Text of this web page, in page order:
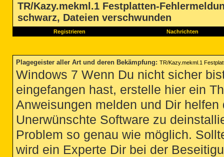
TR/Kazy.mekml.1 Festplatten-
schwarz, Dateien verschwunden
Registrieren Nachrichten
Plagegeister aller Art und deren Bekämpfung: TR/Kazy.mekml.1
Windows 7 Wenn Du nicht sicher
eingefangen hast, erstelle hier ein
Anweisungen melden und Dir
Unerwünschte Software zu
Problem so genau wie möglich.
wird ein Experte Dir bei der